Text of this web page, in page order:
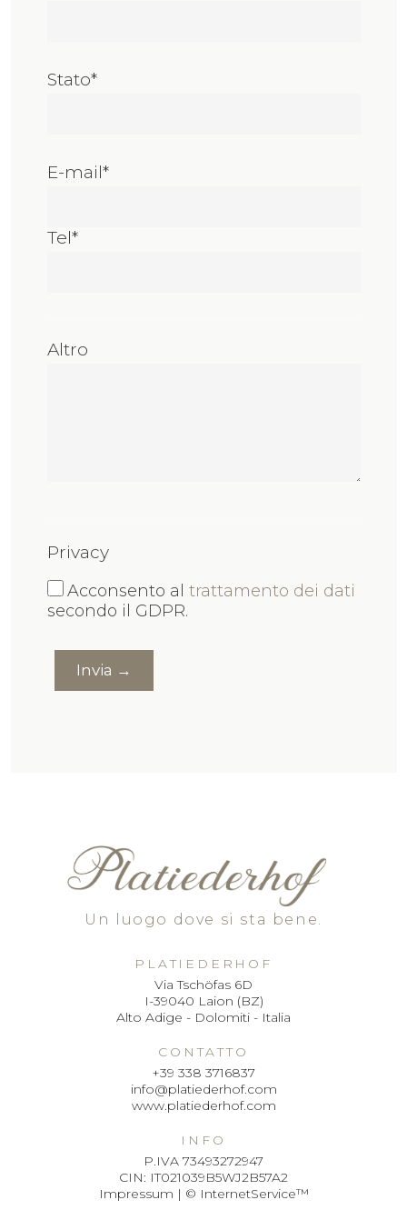
Stato*
E-mail*
Tel*
Altro
Privacy
Acconsento al trattamento dei dati
secondo il GDPR.
Un luogo dove si sta bene.
PLATIEDERHOF
Via Tschöfas 6D
I-39040 Laion (BZ)
Alto Adige - Dolomiti - Italia
CONTATTO
+39 338 3716837
info@platiederhof.com
www.platiederhof.com
INFO
P.IVA 73493272947
CIN: IT021039B5WJ2B57A2
Impressum | © InternetService™